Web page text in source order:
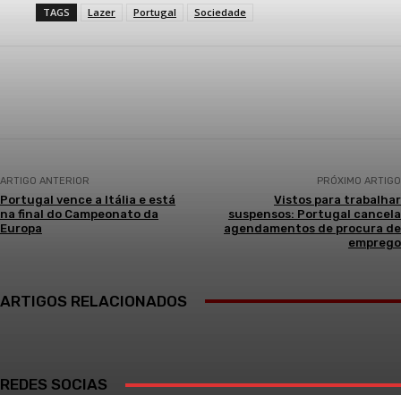
TAGS Lazer Portugal Sociedade
ARTIGO ANTERIOR
Portugal vence a Itália e está
na final do Campeonato da
Europa
PRÓXIMO ARTIGO
Vistos para trabalhar
suspensos: Portugal cancela
agendamentos de procura de
emprego
ARTIGOS RELACIONADOS
REDES SOCIAS